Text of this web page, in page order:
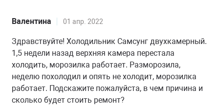
Валентина 01 апр. 2022
Здравствуйте! Холодильник Самсунг двухкамерный.
1,5 недели назад верхняя камера перестала
холодить, морозилка работает. Разморозила,
неделю похолодил и опять не холодит, морозилка
работает. Подскажите пожалуйста, в чем причина и
сколько будет стоить ремонт?